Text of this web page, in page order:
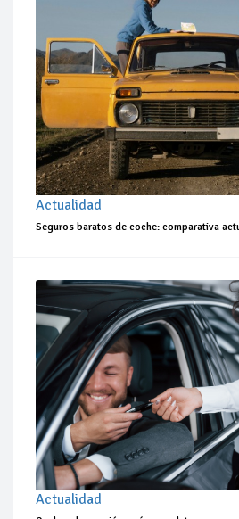
Actualidad
Seguros baratos de coche: comparativa
Actualidad